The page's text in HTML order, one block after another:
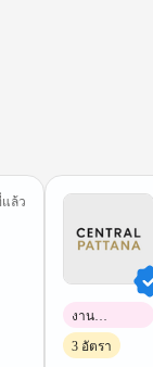
ล้ว
งาน
พาร์ทไทม์
3 อัตรา